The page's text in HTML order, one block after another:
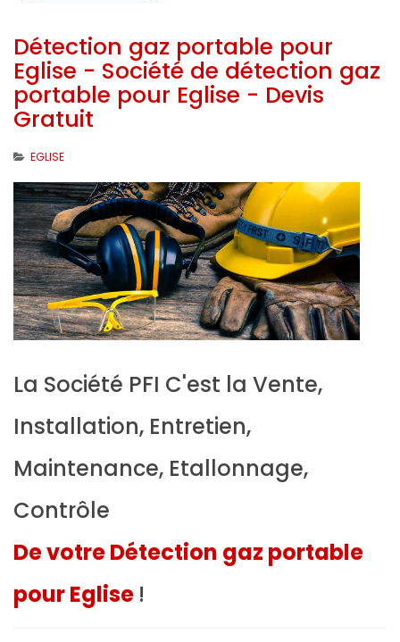
Détection gaz portable pour
Eglise - Société de détection gaz
portable pour Eglise - Devis
Gratuit
EGLISE
La Société PFI C'est la Vente,
Installation, Entretien,
Maintenance, Etallonnage,
Contrôle
De votre Détection gaz portable
pour Eglise !